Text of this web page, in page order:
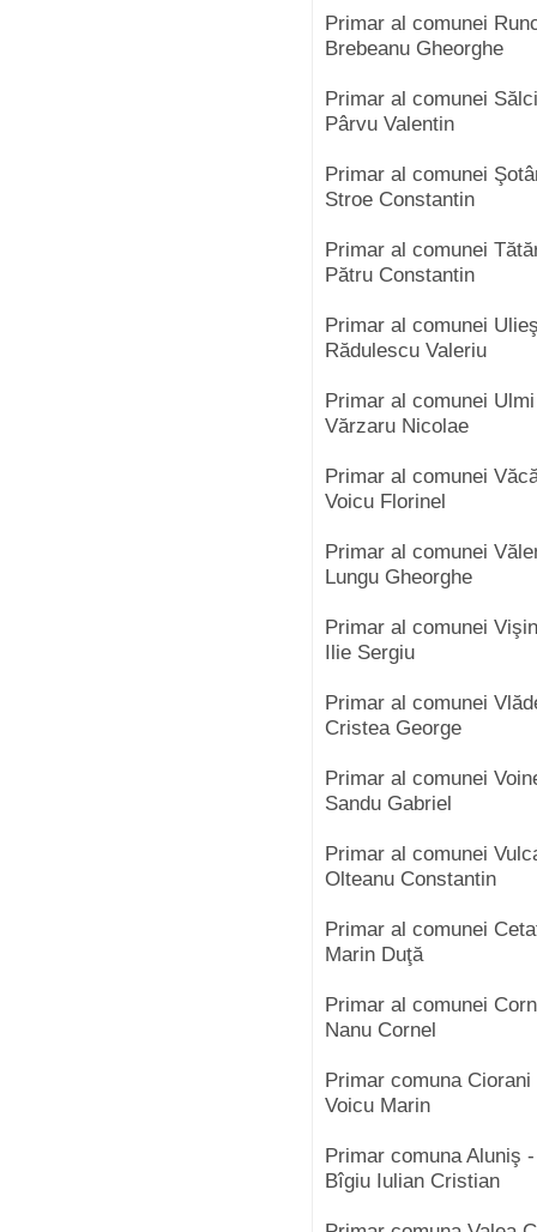
Primar al comunei
Brebeanu Gheorghe
Primar al comunei
Pârvu Valentin
Primar al comunei
Stroe Constantin
Primar al comunei
Pătru Constantin
Primar al comunei
Rădulescu Valeriu
Primar al comunei
Vărzaru Nicolae
Primar al comunei
Voicu Florinel
Primar al comunei
Lungu Gheorghe
Primar al comunei
Ilie Sergiu
Primar al comunei
Cristea George
Primar al comunei
Sandu Gabriel
Primar al comunei
Olteanu Constantin
Primar al comunei
Marin Duţă
Primar al comunei
Nanu Cornel
Primar comuna
Voicu Marin
Primar comuna Aluniş
Bîgiu Iulian Cristian